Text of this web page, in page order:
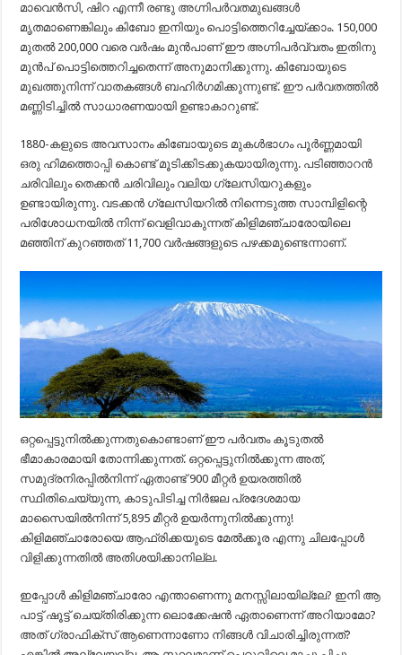
മാവെൻസി, ഷിറ എന്നീ രണ്ടു അഗ്നിപർവതമുഖങ്ങൾ
മൃതമാണെങ്കിലും കിബോ ഇനിയും പൊട്ടിത്തെറിച്ചേയ്ക്കാം. 150,000
മുതൽ 200,000 വരെ വർഷം മുൻപാണ് ഈ അഗ്നിപർവ്വതം ഇതിനു
മുൻപ് പൊട്ടിത്തെറിച്ചതെന്ന് അനുമാനിക്കുന്നു. കിബോയുടെ
മുഖത്തുനിന്ന് വാതകങ്ങൾ ബഹിർഗമിക്കുന്നുണ്ട്. ഈ പർവതത്തിൽ
മണ്ണിടിച്ചിൽ സാധാരണയായി ഉണ്ടാകാറുണ്ട്.
1880-കളുടെ അവസാനം കിബോയുടെ മുകൾഭാഗം പൂർണ്ണമായി
ഒരു ഹിമത്തൊപ്പി കൊണ്ട് മൂടിക്കിടക്കുകയായിരുന്നു. പടിഞ്ഞാറൻ
ചരിവിലും തെക്കൻ ചരിവിലും വലിയ ഗ്ലേസിയറുകളും
ഉണ്ടായിരുന്നു. വടക്കൻ ഗ്ലേസിയറിൽ നിന്നെടുത്ത സാമ്പിളിന്റെ
പരിശോധനയിൽ നിന്ന് വെളിവാകുന്നത് കിളിമഞ്ചാരോയിലെ
മഞ്ഞിന് കുറഞ്ഞത് 11,700 വർഷങ്ങളുടെ പഴക്കമുണ്ടെന്നാണ്.
ഒറ്റപ്പെട്ടുനിൽക്കുന്നതുകൊണ്ടാണ്‌ ഈ പർവതം കൂടുതൽ
ഭീമാകാരമായി തോന്നിക്കുന്നത്‌. ഒറ്റപ്പെട്ടുനിൽക്കുന്ന അത്‌,
സമുദ്രനിരപ്പിൽനിന്ന്‌ ഏതാണ്ട്‌ 900 മീറ്റർ ഉയരത്തിൽ
സ്ഥിതിചെയ്യുന്ന, കാടുപിടിച്ച നിർജല പ്രദേശമായ
മാസൈയിൽനിന്ന്‌ 5,895 മീറ്റർ ഉയർന്നുനിൽക്കുന്നു!
കിളിമഞ്ചാരോയെ ആഫ്രിക്കയുടെ മേൽക്കൂര എന്നു ചിലപ്പോൾ
വിളിക്കുന്നതിൽ അതിശയിക്കാനില്ല.
ഇപ്പോൾ കിളിമഞ്ചാരോ എന്താണെന്നു മനസ്സിലായില്ലേ? ഇനി ആ
പാട്ട് ഷൂട്ട് ചെയ്തിരിക്കുന്ന ലൊക്കേഷൻ ഏതാണെന്ന് അറിയാമോ?
അത് ഗ്രാഫിക്‌സ് ആണെന്നാണോ നിങ്ങൾ വിചാരിച്ചിരുന്നത്?